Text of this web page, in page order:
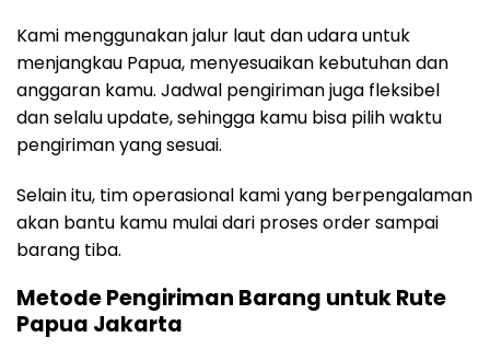
Kami menggunakan jalur laut dan udara untuk
menjangkau Papua, menyesuaikan kebutuhan dan
anggaran kamu. Jadwal pengiriman juga fleksibel
dan selalu update, sehingga kamu bisa pilih waktu
pengiriman yang sesuai.
Selain itu, tim operasional kami yang berpengalaman
akan bantu kamu mulai dari proses order sampai
barang tiba.
Metode Pengiriman Barang untuk Rute
Papua Jakarta